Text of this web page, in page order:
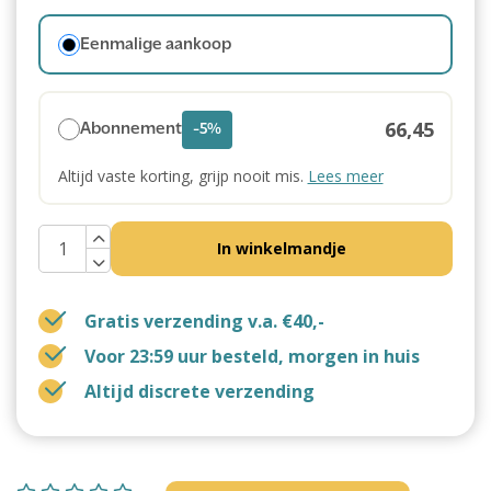
Eenmalige aankoop
Abonnement -5% 66,45
Altijd vaste korting, grijp nooit mis. Lees meer
In winkelmandje
Gratis verzending v.a. €40,-
Voor 23:59 uur besteld, morgen in huis
Altijd discrete verzending